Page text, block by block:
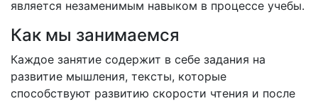
является незаменимым навыком в процессе учебы.
Как мы занимаемся
Каждое занятие содержит в себе задания на
развитие мышления, тексты, которые
способствуют развитию скорости чтения и после